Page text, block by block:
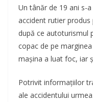
Un tânăr de 19 ani s-
accident rutier produs
după ce autoturismul
copac de pe
mașina a luat foc, iar
Potrivit informațiilor
ale accidentului